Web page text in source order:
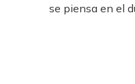
se piensa en el